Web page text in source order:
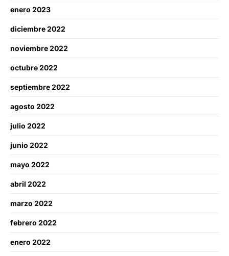
enero 2023
diciembre 2022
noviembre 2022
octubre 2022
septiembre 2022
agosto 2022
julio 2022
junio 2022
mayo 2022
abril 2022
marzo 2022
febrero 2022
enero 2022